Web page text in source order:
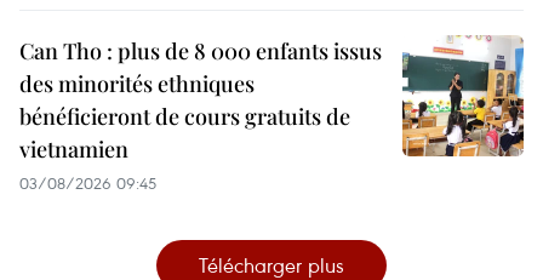
Can Tho : plus de 8 000 enfants issus
des minorités ethniques
bénéficieront de cours gratuits de
vietnamien
03/08/2026 09:45
Télécharger plus